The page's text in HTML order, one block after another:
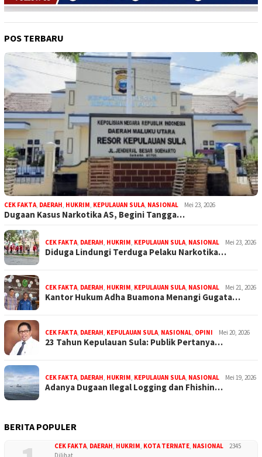
POS TERBARU
CEK FAKTA, DAERAH, HUKRIM, KEPULAUAN SULA, NASIONAL Mei 23, 2026
Dugaan Kasus Narkotika AS, Begini Tangga…
CEK FAKTA, DAERAH, HUKRIM, KEPULAUAN SULA, NASIONAL Mei 23, 2026
Diduga Lindungi Terduga Pelaku Narkotika…
CEK FAKTA, DAERAH, HUKRIM, KEPULAUAN SULA, NASIONAL Mei 21, 2026
Kantor Hukum Adha Buamona Menangi Gugata…
CEK FAKTA, DAERAH, KEPULAUAN SULA, NASIONAL, OPINI Mei 20, 2026
23 Tahun Kepulauan Sula: Publik Pertanya…
CEK FAKTA, DAERAH, HUKRIM, KEPULAUAN SULA, NASIONAL Mei 19, 2026
Adanya Dugaan Ilegal Logging dan Fhishin…
BERITA POPULER
CEK FAKTA, DAERAH, HUKRIM, KOTA TERNATE, NASIONAL
2345
Dilihat